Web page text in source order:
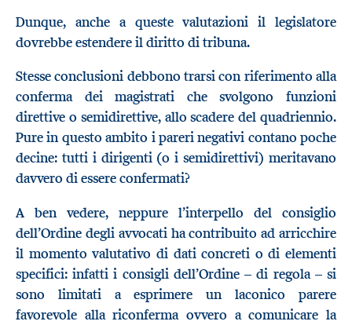
Dunque, anche a queste valutazioni il legislatore
dovrebbe estendere il diritto di tribuna.
Stesse conclusioni debbono trarsi con riferimento alla
conferma dei magistrati che svolgono funzioni
direttive o semidirettive, allo scadere del quadriennio.
Pure in questo ambito i pareri negativi contano poche
decine: tutti i dirigenti (o i semidirettivi) meritavano
davvero di essere confermati?
A ben vedere, neppure l’interpello del consiglio
dell’Ordine degli avvocati ha contribuito ad arricchire
il momento valutativo di dati concreti o di elementi
specifici: infatti i consigli dell’Ordine – di regola – si
sono limitati a esprimere un laconico parere
favorevole alla riconferma ovvero a comunicare la